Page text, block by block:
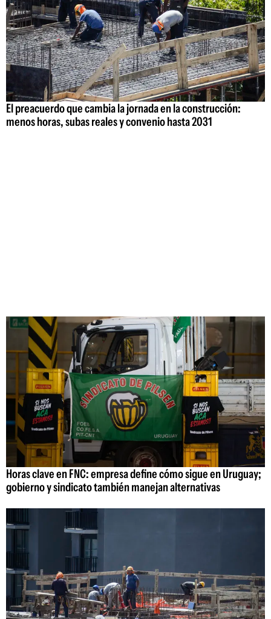
El preacuerdo que cambia la jornada en la construcción:
menos horas, subas reales y convenio hasta 2031
Horas clave en FNC: empresa define cómo sigue en Uruguay;
gobierno y sindicato también manejan alternativas